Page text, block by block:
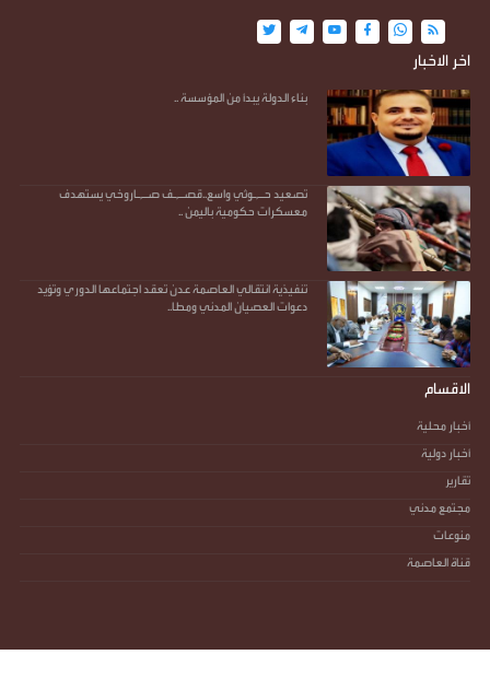
اخر الاخبار
بناء الدولة يبدأ من المؤسسة ..
تصعيد حـ,ـوثي واسع..قصـ,ـف صـ,ـاروخي يستهدف
معسكرات حكومية باليمن ..
تنفيذية انتقالي العاصمة عدن تعقد اجتماعها الدوري وتؤيد
دعوات العصيان المدني ومطا..
الاقسام
أخبار محلية
أخبار دولية
تقارير
مجتمع مدني
منوعات
قناة العاصمة